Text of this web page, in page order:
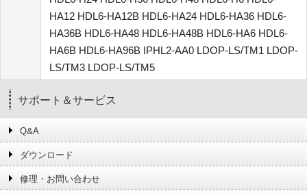
HA12 HDL6-HA12B HDL6-HA24 HDL6-HA36 HDL6-
HA36B HDL6-HA48 HDL6-HA48B HDL6-HA6 HDL6-
HA6B HDL6-HA96B IPHL2-AA0 LDOP-LS/TM1 LDOP-
LS/TM3 LDOP-LS/TM5
サポート＆サービス
Q&A
ダウンロード
修理・お問い合わせ